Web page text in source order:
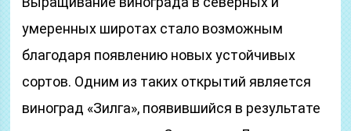
умеренных широтах стало возможным
благодаря появлению новых устойчивых
сортов. Одним из таких открытий является
виноград «Зилга», появившийся в результате